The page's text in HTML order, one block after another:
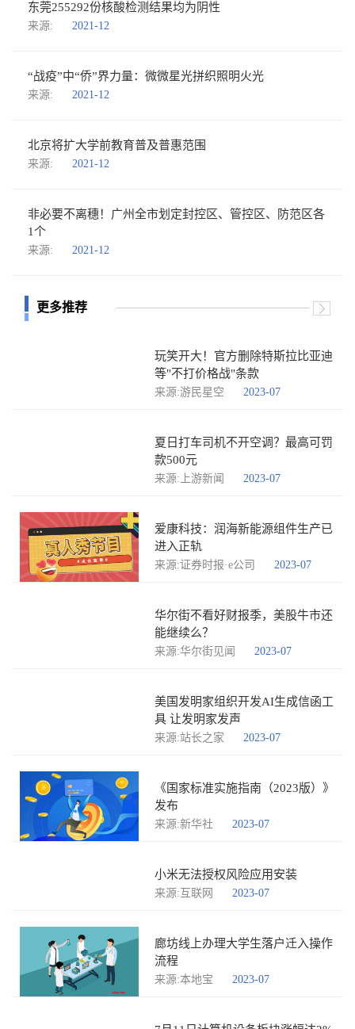
东莞255292份核酸检测结果均为阴性
来源: 2021-12
“战疫”中“侨”界力量：微微星光拼织照明火光
来源: 2021-12
北京将扩大学前教育普及普惠范围
来源: 2021-12
非必要不离穗！广州全市划定封控区、管控区、防范区各
1个
来源: 2021-12
更多推荐
玩笑开大！官方删除特斯拉比亚迪
等"不打价格战"条款
来源:游民星空 2023-07
夏日打车司机不开空调？最高可罚
款500元
来源:上游新闻 2023-07
爱康科技：润海新能源组件生产已
进入正轨
来源:证券时报·e公司 2023-07
华尔街不看好财报季，美股牛市还
能继续么？
来源:华尔街见闻 2023-07
美国发明家组织开发AI生成信函工
具 让发明家发声
来源:站长之家 2023-07
《国家标准实施指南（2023版）》
发布
来源:新华社 2023-07
小米无法授权风险应用安装
来源:互联网 2023-07
廊坊线上办理​大学生落户迁入操作
流程
来源:本地宝 2023-07